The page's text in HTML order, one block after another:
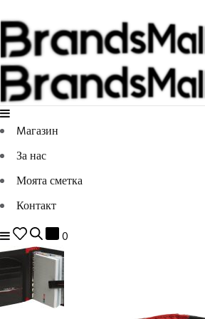
Mагазин
За нас
Моята сметка
Контакт
0